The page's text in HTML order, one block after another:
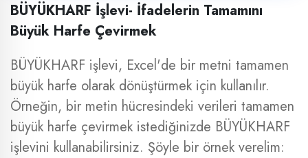
BÜYÜKHARF İşlevi- İfadelerin Tamamını
Büyük Harfe Çevirmek
BÜYÜKHARF işlevi, Excel'de bir metni tamamen
büyük harfe olarak dönüştürmek için kullanılır.
Örneğin, bir metin hücresindeki verileri tamamen
büyük harfe çevirmek istediğinizde BÜYÜKHARF
işlevini kullanabilirsiniz. Şöyle bir örnek verelim: